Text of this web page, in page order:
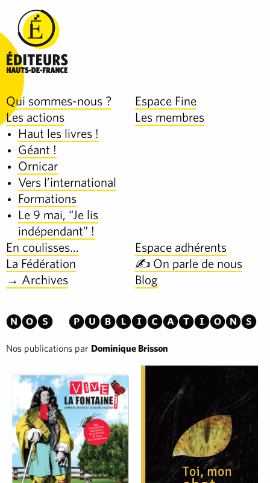
Qui sommes-nous ?
Espace Fine
Les actions
Haut les livres !
Géant !
Ornicar
Vers l’international
Formations
Le 9 mai, “Je lis
indépendant” !
Les membres
En coulisses…
Espace adhérents
La Fédération
✍️ On parle de nous
→ Archives
Blog
Nos publications
Nos publications par Dominique Brisson